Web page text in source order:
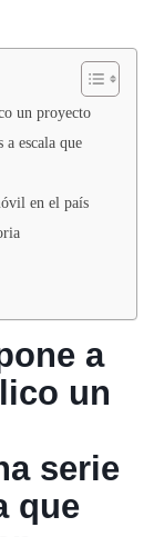
un proyecto
escala que
en el país
a
un
serie
que